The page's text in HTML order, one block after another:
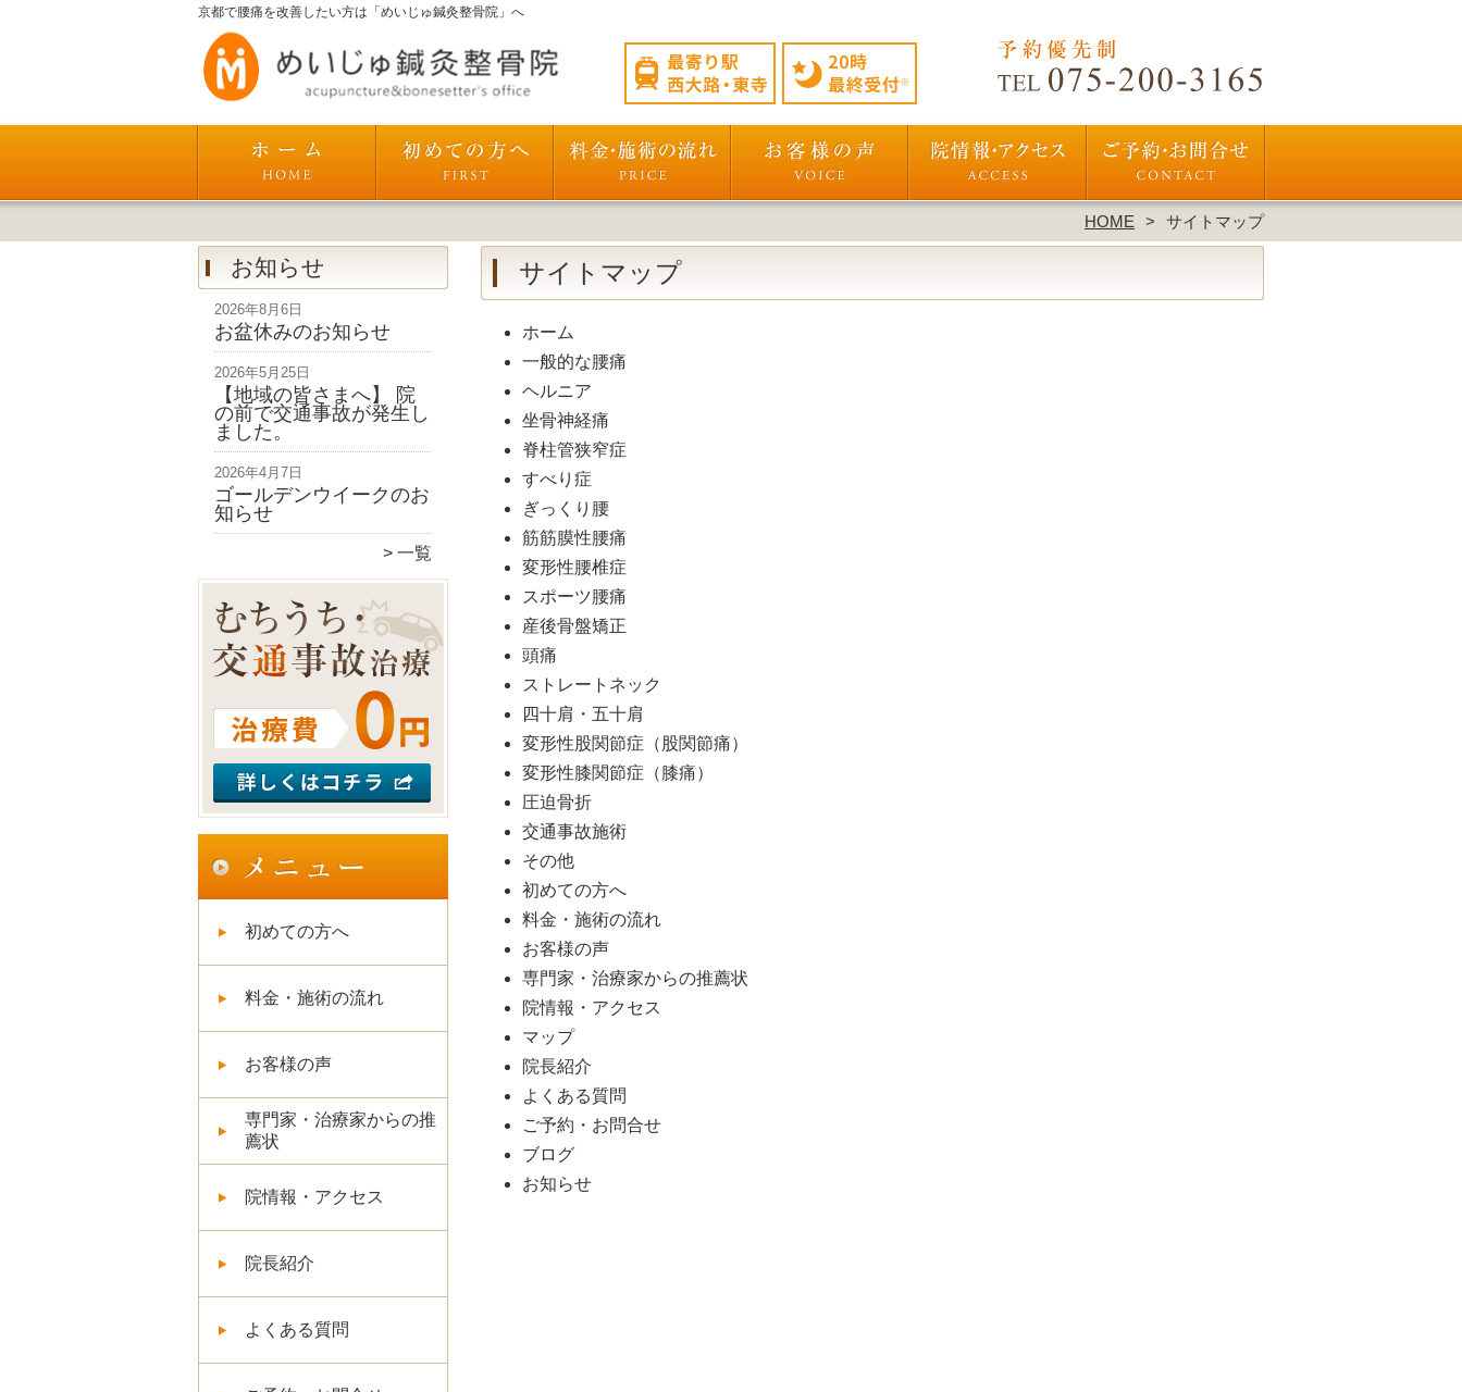
京都で腰痛を改善したい方は「めいじゅ鍼灸整骨院」へ
HOME サイトマップ
お知らせ
2026年8月6日
お盆休みのお知らせ
2026年5月25日
【地域の皆さまへ】 院
の前で交通事故が発生し
ました。
2026年4月7日
ゴールデンウイークのお
知らせ
一覧
初めての方へ
料金・施術の流れ
お客様の声
専門家・治療家からの推
薦状
院情報・アクセス
院長紹介
よくある質問
サイトマップ
ホーム
一般的な腰痛
ヘルニア
坐骨神経痛
脊柱管狭窄症
すべり症
ぎっくり腰
筋筋膜性腰痛
変形性腰椎症
スポーツ腰痛
産後骨盤矯正
頭痛
ストレートネック
四十肩・五十肩
変形性股関節症（股関節痛）
変形性膝関節症（膝痛）
圧迫骨折
交通事故施術
その他
初めての方へ
料金・施術の流れ
お客様の声
専門家・治療家からの推薦状
院情報・アクセス
マップ
院長紹介
よくある質問
ご予約・お問合せ
ブログ
お知らせ